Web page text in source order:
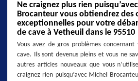
Ne craignez plus rien
Brocanteur vous obtiendrez des
exceptionnelles pour votre
de cave à Vetheuil dans le 95510
Vous avez de gros problèmes
cave. Ils sont devenus pleins et vous ne
autres articles nouveaux que vous
craignez rien puisqu’avec Michel